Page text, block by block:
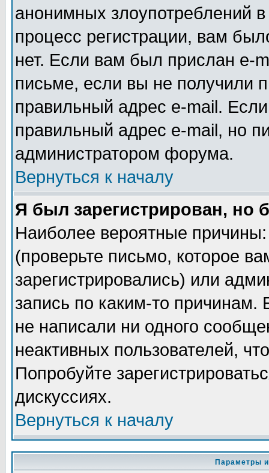
анонимных злоупотреблений
процесс регистрации, вам
нет. Если вам был прислан e-
письме, если вы не получили
правильный адрес e-mail.
правильный адрес e-mail, но
администратором форума.
Вернуться к началу
Я был зарегистрирован, но
Наиболее вероятные
(проверьте письмо, которое
зарегистрировались) или
запись по каким-то
не написали ни одного
неактивных пользователей,
Попробуйте
дискуссиях.
Вернуться к началу
Параметры